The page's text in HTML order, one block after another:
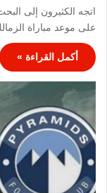
اتجه الكثيرون إلى
على موعد مباراة
أكمل القراءة »